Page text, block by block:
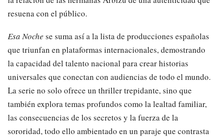
resuena con el público.
Esa Noche se suma así a la lista de producciones españolas
que triunfan en plataformas internacionales, demostrando
la capacidad del talento nacional para crear historias
universales que conectan con audiencias de todo el mundo.
La serie no solo ofrece un thriller trepidante, sino que
también explora temas profundos como la lealtad familiar,
las consecuencias de los secretos y la fuerza de la
sororidad, todo ello ambientado en un paraje que contrasta